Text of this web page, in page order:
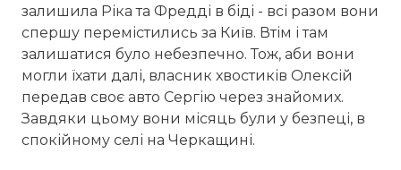
залишила Ріка та Фредді в біді - всі разом вони
спершу перемістились за Київ. Втім і там
залишатися було небезпечно. Тож, аби вони
могли їхати далі, власник хвостиків Олексій
передав своє авто Сергію через знайомих.
Завдяки цьому вони місяць були у безпеці, в
спокійному селі на Черкащині.